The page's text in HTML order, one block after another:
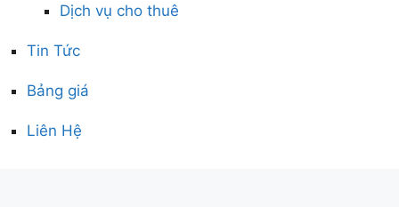
Dịch vụ cho thuê
Tin Tức
Bảng giá
Liên Hệ